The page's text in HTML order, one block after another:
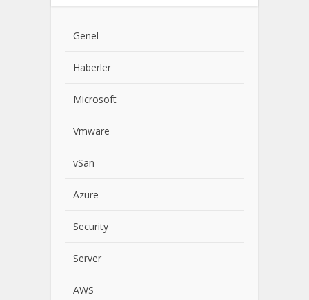
Genel
Haberler
Microsoft
Vmware
vSan
Azure
Security
Server
AWS